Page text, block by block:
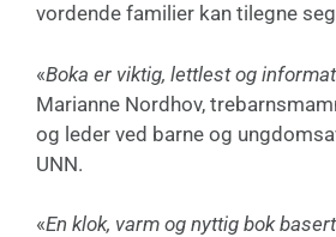
vordende familier kan tilegne
«Boka er viktig, lettlest og
Marianne Nordhov,
og leder ved barne og
UNN.
«En klok, varm og nyttig bok